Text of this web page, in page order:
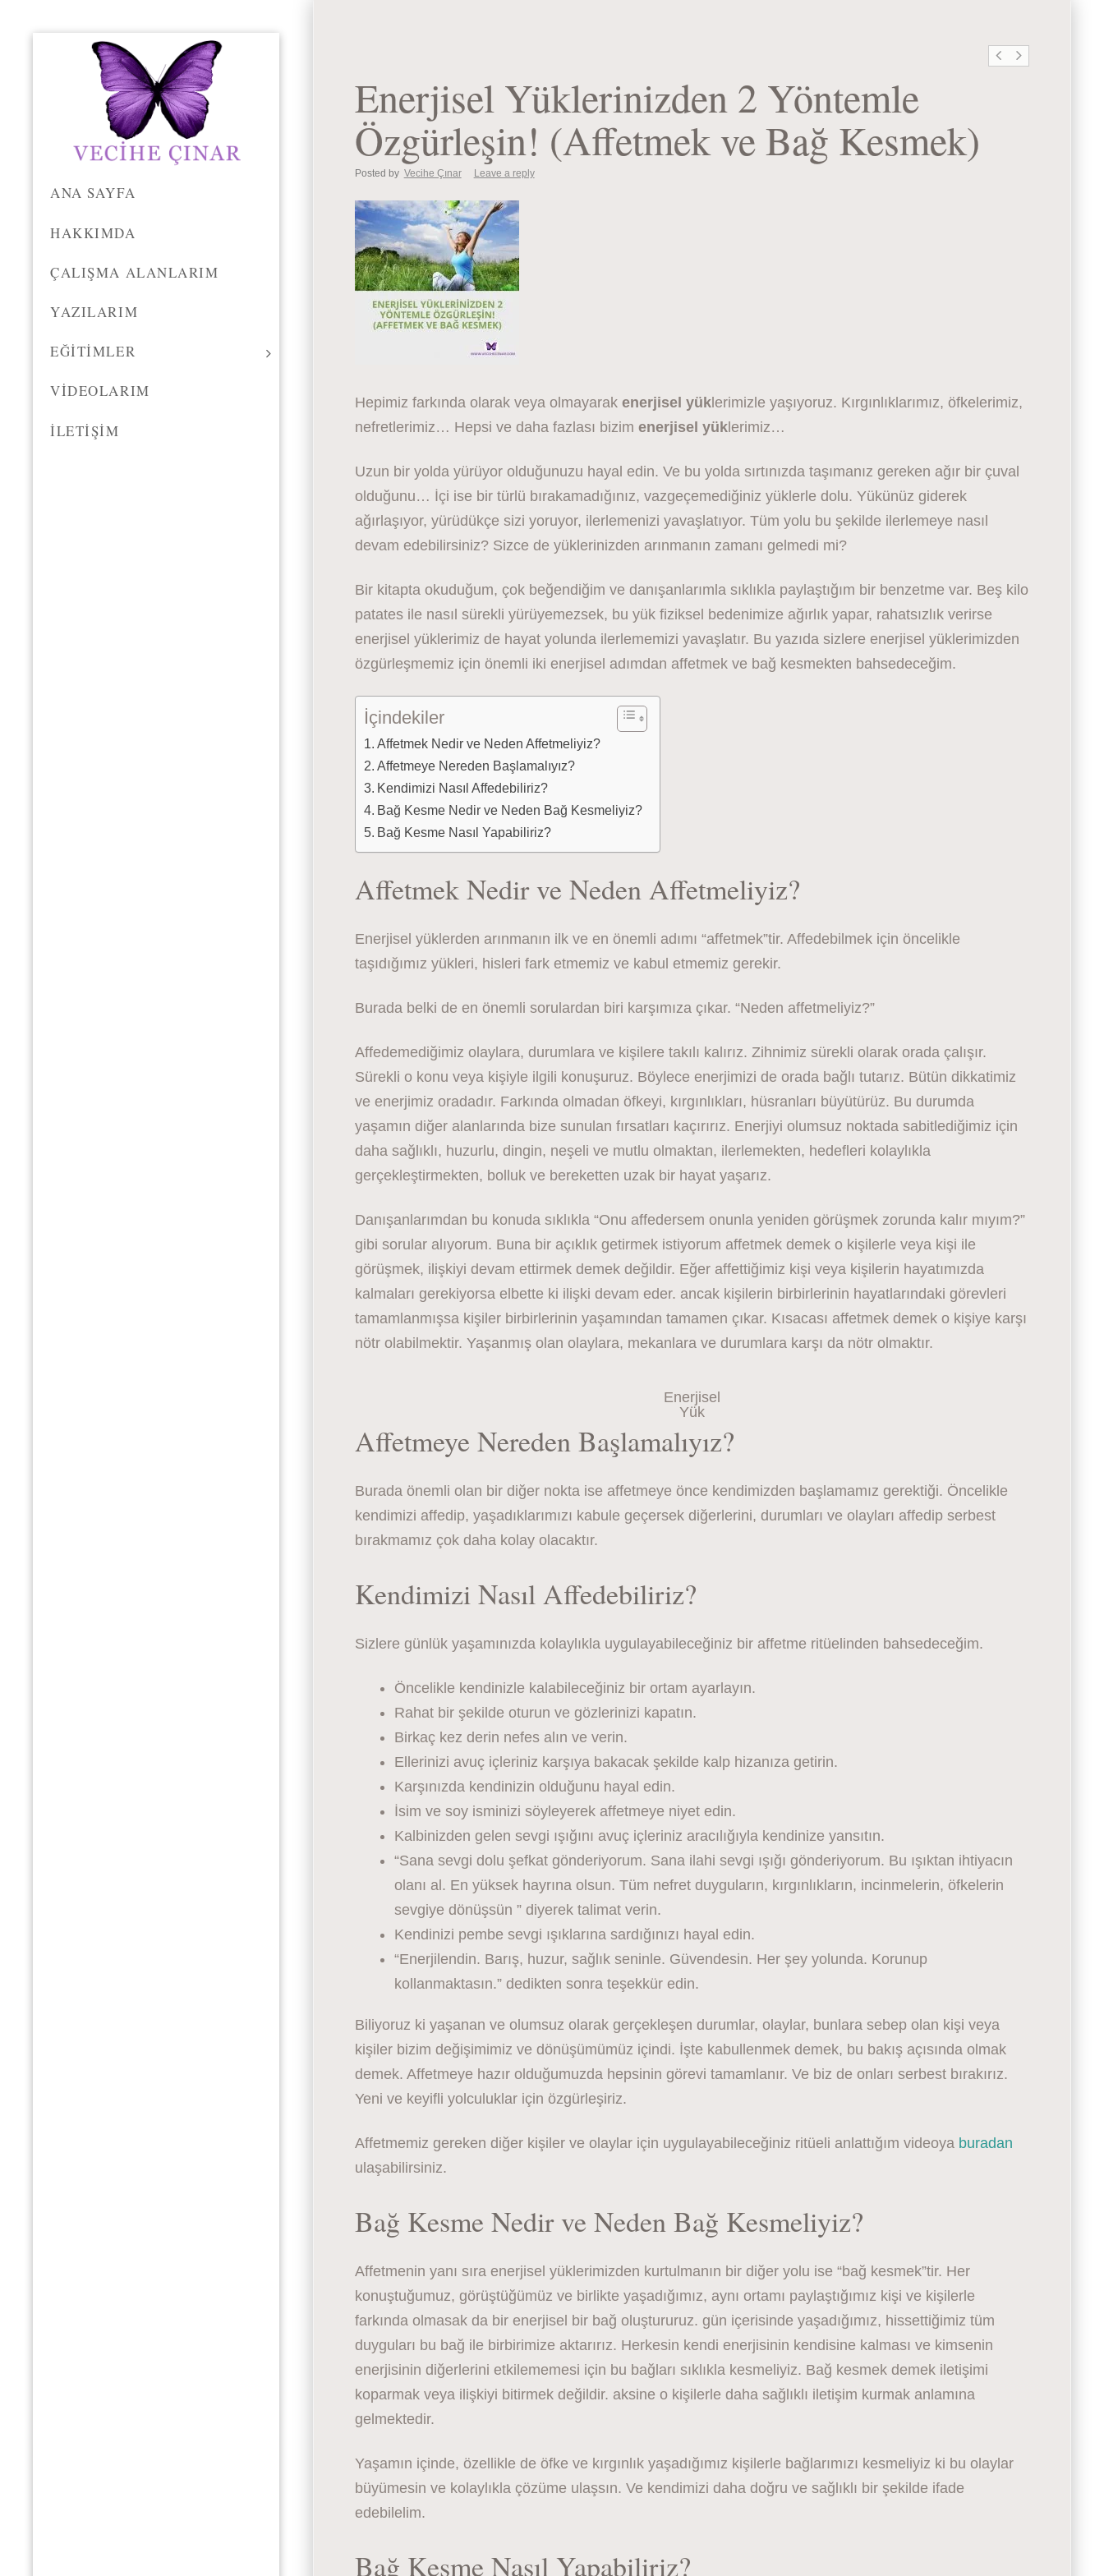
ANA SAYFA
HAKKIMDA
ÇALIŞMA ALANLARIM
YAZILARIM
EĞITIMLER
VIDEOLARIM
İLETIŞIM
Enerjisel Yüklerinizden 2 Yöntemle
Özgürleşin! (Affetmek ve Bağ Kesmek)
Posted by Vecihe Çınar Leave a reply
Hepimiz farkında olarak veya olmayarak enerjisel yüklerimizle yaşıyoruz. Kırgınlıklarımız, öfkelerimiz,
nefretlerimiz… Hepsi ve daha fazlası bizim enerjisel yüklerimiz…
Uzun bir yolda yürüyor olduğunuzu hayal edin. Ve bu yolda sırtınızda taşımanız gereken ağır bir çuval
olduğunu… İçi ise bir türlü bırakamadığınız, vazgeçemediğiniz yüklerle dolu. Yükünüz giderek
ağırlaşıyor, yürüdükçe sizi yoruyor, ilerlemenizi yavaşlatıyor. Tüm yolu bu şekilde ilerlemeye nasıl
devam edebilirsiniz? Sizce de yüklerinizden arınmanın zamanı gelmedi mi?
Bir kitapta okuduğum, çok beğendiğim ve danışanlarımla sıklıkla paylaştığım bir benzetme var. Beş kilo
patates ile nasıl sürekli yürüyemezsek, bu yük fiziksel bedenimize ağırlık yapar, rahatsızlık verirse
enerjisel yüklerimiz de hayat yolunda ilerlememizi yavaşlatır. Bu yazıda sizlere enerjisel yüklerimizden
özgürleşmemiz için önemli iki enerjisel adımdan affetmek ve bağ kesmekten bahsedeceğim.
İçindekiler
Affetmek Nedir ve Neden Affetmeliyiz?
Affetmeye Nereden Başlamalıyız?
Kendimizi Nasıl Affedebiliriz?
Bağ Kesme Nedir ve Neden Bağ Kesmeliyiz?
Bağ Kesme Nasıl Yapabiliriz?
Affetmek Nedir ve Neden Affetmeliyiz?
Enerjisel yüklerden arınmanın ilk ve en önemli adımı “affetmek”tir. Affedebilmek için öncelikle
taşıdığımız yükleri, hisleri fark etmemiz ve kabul etmemiz gerekir.
Burada belki de en önemli sorulardan biri karşımıza çıkar. “Neden affetmeliyiz?”
Affedemediğimiz olaylara, durumlara ve kişilere takılı kalırız. Zihnimiz sürekli olarak orada çalışır.
Sürekli o konu veya kişiyle ilgili konuşuruz. Böylece enerjimizi de orada bağlı tutarız. Bütün dikkatimiz
ve enerjimiz oradadır. Farkında olmadan öfkeyi, kırgınlıkları, hüsranları büyütürüz. Bu durumda
yaşamın diğer alanlarında bize sunulan fırsatları kaçırırız. Enerjiyi olumsuz noktada sabitlediğimiz için
daha sağlıklı, huzurlu, dingin, neşeli ve mutlu olmaktan, ilerlemekten, hedefleri kolaylıkla
gerçekleştirmekten, bolluk ve bereketten uzak bir hayat yaşarız.
Danışanlarımdan bu konuda sıklıkla “Onu affedersem onunla yeniden görüşmek zorunda kalır mıyım?”
gibi sorular alıyorum. Buna bir açıklık getirmek istiyorum affetmek demek o kişilerle veya kişi ile
görüşmek, ilişkiyi devam ettirmek demek değildir. Eğer affettiğimiz kişi veya kişilerin hayatımızda
kalmaları gerekiyorsa elbette ki ilişki devam eder. ancak kişilerin birbirlerinin hayatlarındaki görevleri
tamamlanmışsa kişiler birbirlerinin yaşamından tamamen çıkar. Kısacası affetmek demek o kişiye karşı
nötr olabilmektir. Yaşanmış olan olaylara, mekanlara ve durumlara karşı da nötr olmaktır.
Enerjisel
Yük
Affetmeye Nereden Başlamalıyız?
Burada önemli olan bir diğer nokta ise affetmeye önce kendimizden başlamamız gerektiği. Öncelikle
kendimizi affedip, yaşadıklarımızı kabule geçersek diğerlerini, durumları ve olayları affedip serbest
bırakmamız çok daha kolay olacaktır.
Kendimizi Nasıl Affedebiliriz?
Sizlere günlük yaşamınızda kolaylıkla uygulayabileceğiniz bir affetme ritüelinden bahsedeceğim.
Öncelikle kendinizle kalabileceğiniz bir ortam ayarlayın.
Rahat bir şekilde oturun ve gözlerinizi kapatın.
Birkaç kez derin nefes alın ve verin.
Ellerinizi avuç içleriniz karşıya bakacak şekilde kalp hizanıza getirin.
Karşınızda kendinizin olduğunu hayal edin.
İsim ve soy isminizi söyleyerek affetmeye niyet edin.
Kalbinizden gelen sevgi ışığını avuç içleriniz aracılığıyla kendinize yansıtın.
“Sana sevgi dolu şefkat gönderiyorum. Sana ilahi sevgi ışığı gönderiyorum. Bu ışıktan ihtiyacın
olanı al. En yüksek hayrına olsun. Tüm nefret duyguların, kırgınlıkların, incinmelerin, öfkelerin
sevgiye dönüşsün ” diyerek talimat verin.
Kendinizi pembe sevgi ışıklarına sardığınızı hayal edin.
“Enerjilendin. Barış, huzur, sağlık seninle. Güvendesin. Her şey yolunda. Korunup
kollanmaktasın.” dedikten sonra teşekkür edin.
Biliyoruz ki yaşanan ve olumsuz olarak gerçekleşen durumlar, olaylar, bunlara sebep olan kişi veya
kişiler bizim değişimimiz ve dönüşümümüz içindi. İşte kabullenmek demek, bu bakış açısında olmak
demek. Affetmeye hazır olduğumuzda hepsinin görevi tamamlanır. Ve biz de onları serbest bırakırız.
Yeni ve keyifli yolculuklar için özgürleşiriz.
Affetmemiz gereken diğer kişiler ve olaylar için uygulayabileceğiniz ritüeli anlattığım videoya buradan
ulaşabilirsiniz.
Bağ Kesme Nedir ve Neden Bağ Kesmeliyiz?
Affetmenin yanı sıra enerjisel yüklerimizden kurtulmanın bir diğer yolu ise “bağ kesmek”tir. Her
konuştuğumuz, görüştüğümüz ve birlikte yaşadığımız, aynı ortamı paylaştığımız kişi ve kişilerle
farkında olmasak da bir enerjisel bir bağ oluştururuz. gün içerisinde yaşadığımız, hissettiğimiz tüm
duyguları bu bağ ile birbirimize aktarırız. Herkesin kendi enerjisinin kendisine kalması ve kimsenin
enerjisinin diğerlerini etkilememesi için bu bağları sıklıkla kesmeliyiz. Bağ kesmek demek iletişimi
koparmak veya ilişkiyi bitirmek değildir. aksine o kişilerle daha sağlıklı iletişim kurmak anlamına
gelmektedir.
Yaşamın içinde, özellikle de öfke ve kırgınlık yaşadığımız kişilerle bağlarımızı kesmeliyiz ki bu olaylar
büyümesin ve kolaylıkla çözüme ulaşsın. Ve kendimizi daha doğru ve sağlıklı bir şekilde ifade
edebilelim.
Bağ Kesme Nasıl Yapabiliriz?